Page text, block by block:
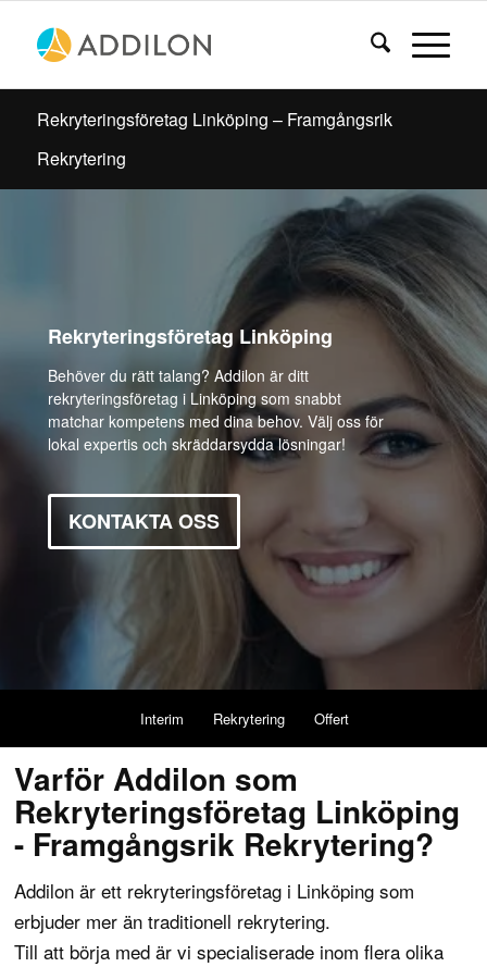
Rekryteringsföretag Linköping – Framgångsrik
Rekrytering
Rekryteringsföretag Linköping
Behöver du rätt talang? Addilon är ditt
rekryteringsföretag i Linköping som snabbt
matchar kompetens med dina behov. Välj oss för
lokal expertis och skräddarsydda lösningar!
KONTAKTA OSS
Interim Rekrytering Offert
Varför Addilon som
Rekryteringsföretag Linköping
- Framgångsrik Rekrytering?
Addilon är ett rekryteringsföretag i Linköping som
erbjuder mer än traditionell rekrytering.
Till att börja med är vi specialiserade inom flera olika